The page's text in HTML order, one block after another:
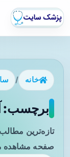
خانه /
برچسب:
تازه‌ترین
صفحه مشاهده